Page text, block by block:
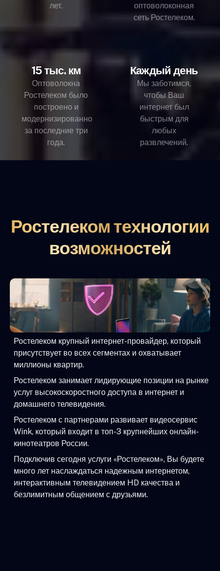
лет.
оптоволоконная
сеть Ростелеком.
15 тыс. км
Оптоволокна
Ростелеком было
построено и
модернизированно
за последние три
года.
Каждый день
Мы заботимся,
чтобы Ваш
интернет был
быстрым для
любых
развлечений.
Ростелеком технологии
возможностей
Ростелеком крупный интернет-провайдер, который
присутствует во всех сегментах и охватывает
миллионы квартир.
Ростелеком занимает лидирующие позиции на рынке
услуг высокоскоростного доступа в интернет и
домашнего телевидения.
Ростелеком с партнерами развивает видеосервис
Wink, который входит в топ-3 крупнейших онлайн-
кинотеатров России.
Подключив сегодня услуги «Ростелеком», Вы будете
много лет наслаждаться надежным интернетом,
интерактивным телевидением HD качества и
безлимитным общением с друзьями.